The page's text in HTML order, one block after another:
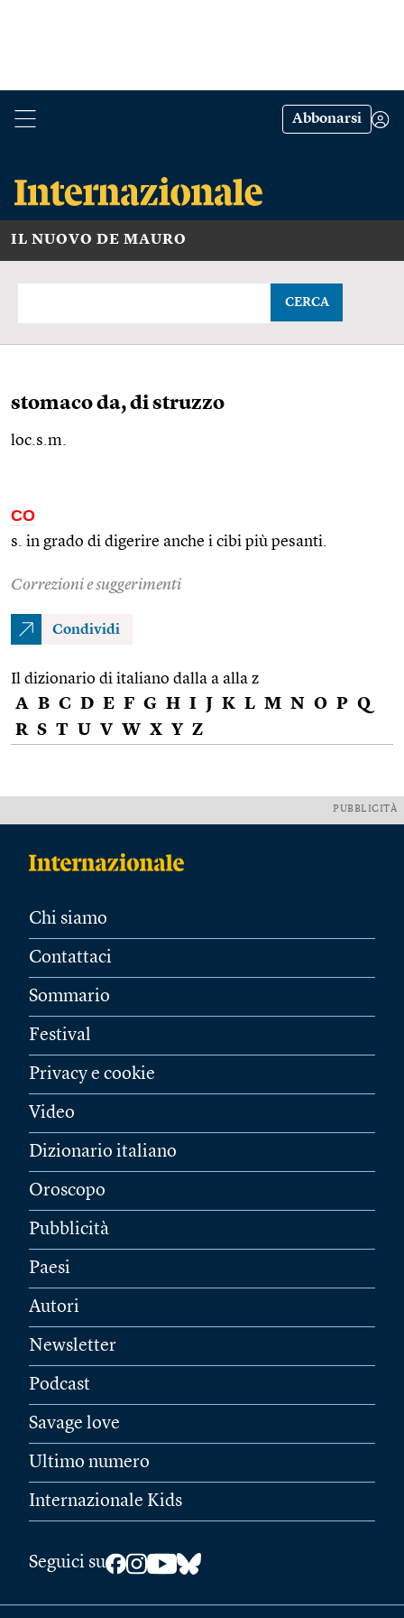
Abbonarsi
IL NUOVO DE MAURO
CERCA
stomaco da, di struzzo
loc.s.m.
CO
s. in grado di digerire anche i cibi più pesanti.
Correzioni e suggerimenti
Condividi
Il dizionario di italiano dalla a alla z
A B C D E F G H I J K L M N O P Q
R S T U V W X Y Z
PUBBLICITÀ
Chi siamo
Contattaci
Sommario
Festival
Privacy e cookie
Video
Dizionario italiano
Oroscopo
Pubblicità
Paesi
Autori
Newsletter
Podcast
Savage love
Ultimo numero
Internazionale Kids
Seguici su